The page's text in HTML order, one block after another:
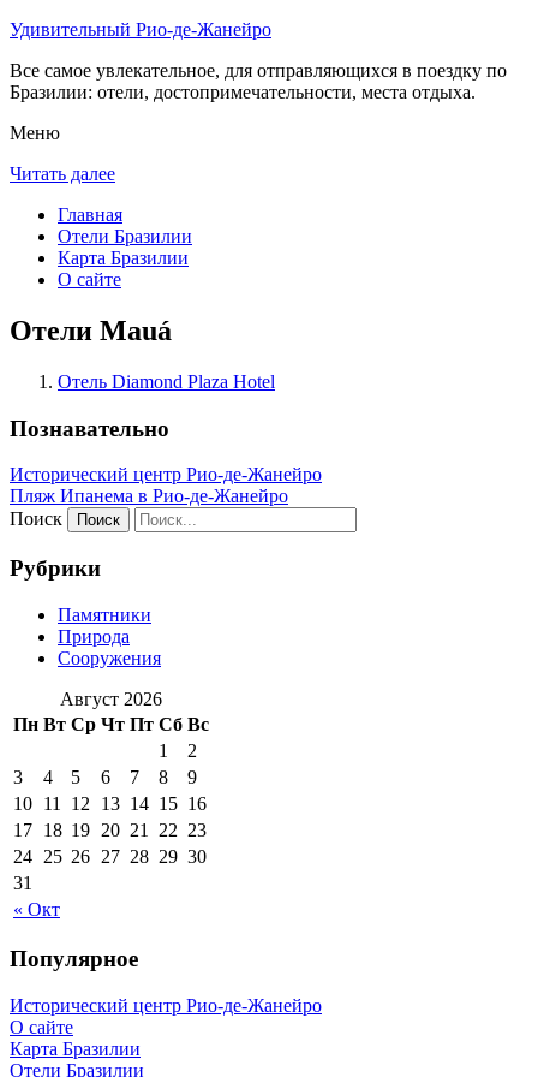
Удивительный Рио-де-Жанейро
Все самое увлекательное, для отправляющихся в поездку по
Бразилии: отели, достопримечательности, места отдыха.
Меню
Читать далее
Главная
Отели Бразилии
Карта Бразилии
О сайте
Отели Mauá
Отель Diamond Plaza Hotel
Познавательно
Исторический центр Рио-де-Жанейро
Пляж Ипанема в Рио-де-Жанейро
Поиск
Рубрики
Памятники
Природа
Сооружения
Август 2026
Пн Вт Ср Чт Пт Сб Вс
« Окт
1
2
3
4 5 6 7 8
9
10 11 12 13 14 15 16
17 18 19 20 21 22 23
24 25 26 27 28 29 30
31
Популярное
Исторический центр Рио-де-Жанейро
О сайте
Карта Бразилии
Отели Бразилии